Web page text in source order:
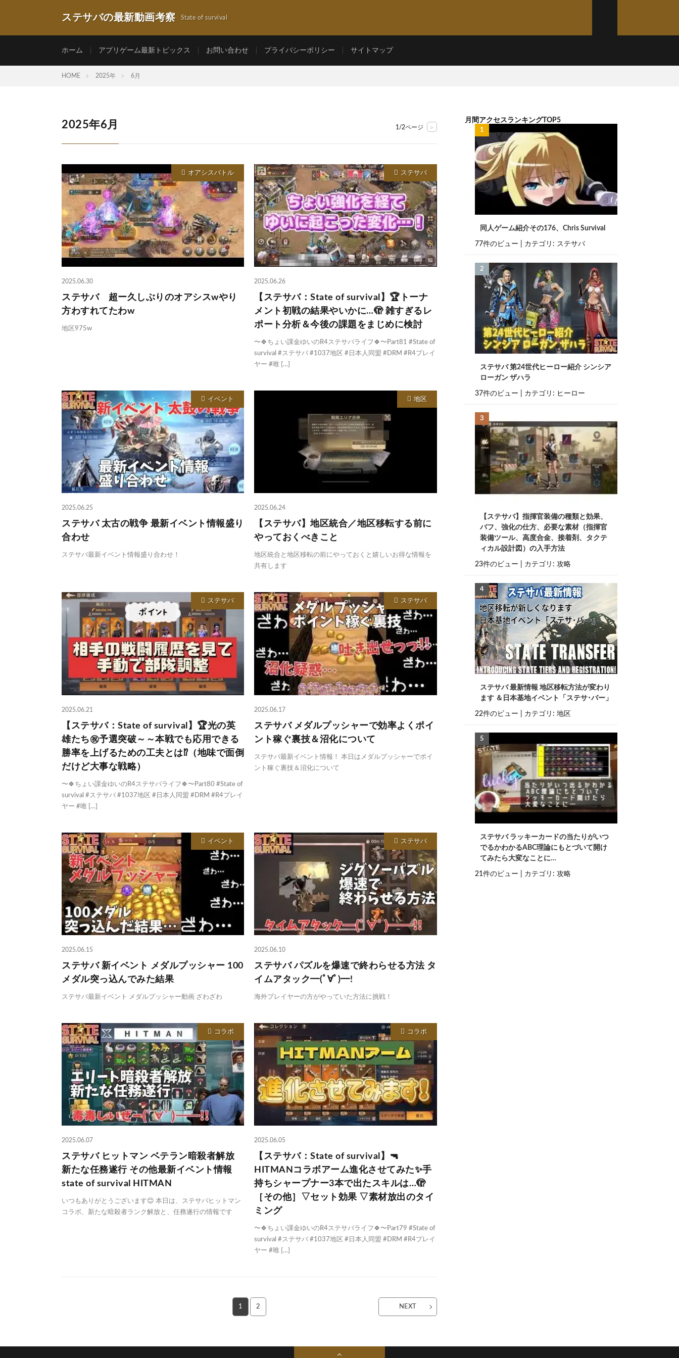
ステサバの最新動画考察 State of survival
ホーム アプリゲーム最新トピックス お問い合わせ プライバシーポリシー サイトマップ
HOME 2025年 6月
2025年6月 1/2ページ >
オアシスバトル
2025.06.30
ステサバ 超ー久しぶりのオアシスwやり
方わすれてたわw
地区975w
ステサバ
2025.06.26
【ステサバ：State of survival】🏆トーナ
メント初戦の結果やいかに…🫣 雑すぎるレ
ポート分析＆今後の課題をまじめに検討
〜🍀ちょい課金ゆいのR4ステサバライフ🍀〜Part81 #State of
survival #ステサバ #1037地区 #日本人同盟 #DRM #R4プレイ
ヤー #唯 […]
イベント
2025.06.25
ステサバ 太古の戦争 最新イベント情報盛り
合わせ
ステサバ最新イベント情報盛り合わせ！
地区
2025.06.24
【ステサバ】地区統合／地区移転する前に
やっておくべきこと
地区統合と地区移転の前にやっておくと嬉しいお得な情報を
共有します
ステサバ
2025.06.21
【ステサバ：State of survival】🏆光の英
雄たち㊗️予選突破～～本戦でも応用できる
勝率を上げるための工夫とは⁉️（地味で面倒
だけど大事な戦略）
〜🍀ちょい課金ゆいのR4ステサバライフ🍀〜Part80 #State of
survival #ステサバ #1037地区 #日本人同盟 #DRM #R4プレイ
ヤー #唯 […]
ステサバ
2025.06.17
ステサバ メダルプッシャーで効率よくポイ
ント稼ぐ裏技＆沼化について
ステサバ最新イベント情報！ 本日はメダルプッシャーでポイ
ント稼ぐ裏技＆沼化について
イベント
2025.06.15
ステサバ 新イベント メダルプッシャー 100
メダル突っ込んでみた結果
ステサバ最新イベント メダルプッシャー動画 ざわざわ
ステサバ
2025.06.10
ステサバ パズルを爆速で終わらせる方法 タ
イムアタック━(ﾟ∀ﾟ)━!
海外プレイヤーの方がやっていた方法に挑戦！
コラボ
2025.06.07
ステサバ ヒットマン ベテラン暗殺者解放
新たな任務遂行 その他最新イベント情報
state of survival HITMAN
いつもありがとうございます😊 本日は、ステサバヒットマン
コラボ、新たな暗殺者ランク解放と、任務遂行の情報です
コラボ
2025.06.05
【ステサバ：State of survival】🔫
HITMANコラボアーム進化させてみた✨手
持ちシャープナー3本で出たスキルは…🫣
［その他］▽セット効果 ▽素材放出のタイ
ミング
〜🍀ちょい課金ゆいのR4ステサバライフ🍀〜Part79 #State of
survival #ステサバ #1037地区 #日本人同盟 #DRM #R4プレイ
ヤー #唯 […]
1 2 NEXT
月間アクセスランキングTOP5
同人ゲーム紹介その176、Chris Survival
77件のビュー カテゴリ: ステサバ
ステサバ 第24世代ヒーロー紹介 シンシア
ローガン ザハラ
37件のビュー カテゴリ: ヒーロー
【ステサバ】指揮官装備の種類と効果、
バフ、強化の仕方、必要な素材（指揮官
装備ツール、高度合金、接着剤、タクテ
ィカル設計図）の入手方法
23件のビュー カテゴリ: 攻略
ステサバ 最新情報 地区移転方法が変わり
ます ＆日本基地イベント「ステサ･バー」
22件のビュー カテゴリ: 地区
ステサバ ラッキーカードの当たりがいつ
でるかわかるABC理論にもとづいて開け
てみたら大変なことに…
21件のビュー カテゴリ: 攻略